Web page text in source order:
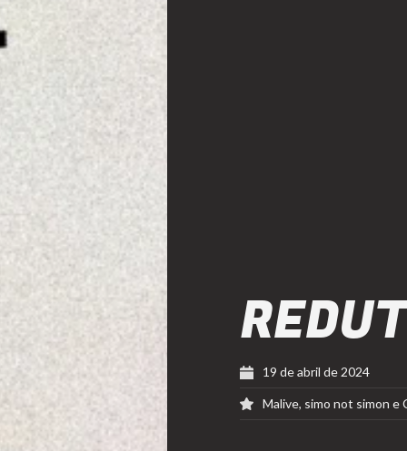
19 de abril de 2024
Malive, simo not simon e